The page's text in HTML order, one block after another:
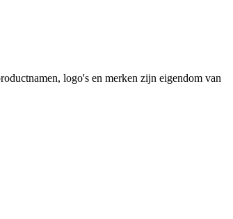
logo's en merken zijn eigendom van